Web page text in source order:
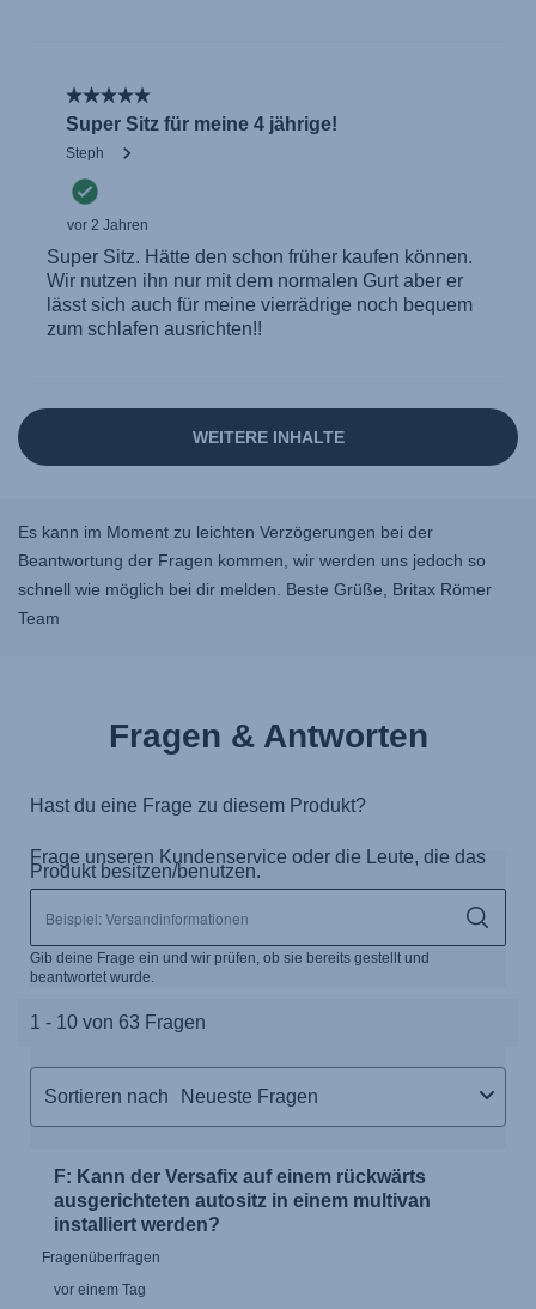
Es kann im Moment zu leichten Verzögerungen bei der
Beantwortung der Fragen kommen, wir werden uns jedoch so
schnell wie möglich bei dir melden. Beste Grüße, Britax Römer
Team
Fragen & Antworten